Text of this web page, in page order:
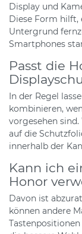
Display und
Diese Form hilft,
Untergrund
Smartphones
Passt die
In der Regel
kombinieren,
vorgesehen
auf die
innerhalb der
Kann ich
Honor
Davon ist
können andere